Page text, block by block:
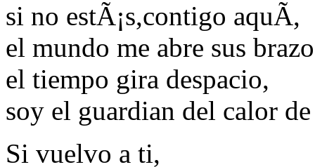
si no estÃ¡s,contigo aquÃ­,
el mundo me abre sus
el tiempo gira despacio,
soy el guardian del calor
Si vuelvo a ti,